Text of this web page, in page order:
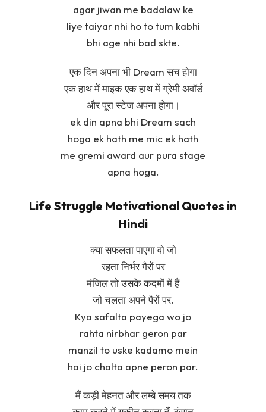
agar jiwan me badalaw ke
liye taiyar nhi ho to tum kabhi
bhi age nhi bad skte.
एक दिन अपना भी Dream सच होगा
एक हाथ में माइक एक हाथ में ग्रेमी अवॉर्ड
और पूरा स्टेज अपना होगा।
ek din apna bhi Dream sach
hoga ek hath me mic ek hath
me gremi award aur pura stage
apna hoga.
Life Struggle Motivational Quotes in
Hindi
क्या सफलता पाएगा वो जो
रहता निर्भर गैरों पर
मंजिल तो उसके कदमों में हैं
जो चलता अपने पैरों पर.
Kya safalta payega wo jo
rahta nirbhar geron par
manzil to uske kadamo mein
hai jo chalta apne peron par.
मैं कड़ी मेहनत और लम्बे समय तक